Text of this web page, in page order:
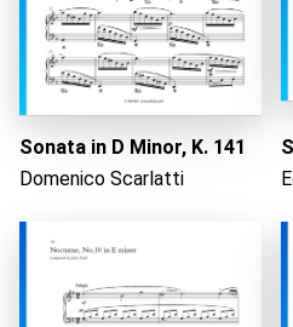
Sonata in D Minor, K. 141
Domenico Scarlatti